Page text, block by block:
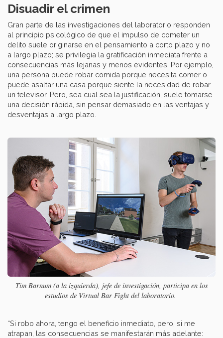
Disuadir el crimen
Gran parte de las investigaciones del laboratorio responden
al principio psicológico de que el impulso de cometer un
delito suele originarse en el pensamiento a corto plazo y no
a largo plazo; se privilegia la gratificación inmediata frente a
consecuencias más lejanas y menos evidentes. Por ejemplo,
una persona puede robar comida porque necesita comer o
puede asaltar una casa porque siente la necesidad de robar
un televisor. Pero, sea cual sea la justificación, suele tomarse
una decisión rápida, sin pensar demasiado en las ventajas y
desventajas a largo plazo.
Tim Barnum (a la izquierda), jefe de investigación, participa en los
estudios de Virtual Bar Fight del laboratorio.
“Si robo ahora, tengo el beneficio inmediato, pero, si me
atrapan, las consecuencias se manifestarán más adelante: